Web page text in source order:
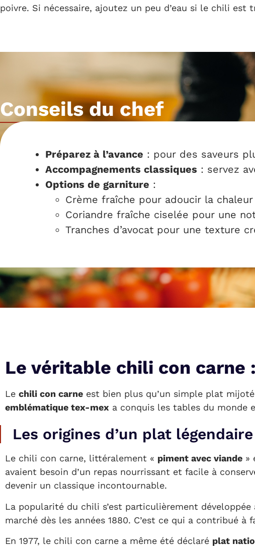
poivre. Si nécessaire, ajoutez un peu d’eau si le chili
Conseils du chef
Préparez à l’avance : pour des saveurs
Accompagnements classiques : servez
Options de garniture :
Crème fraîche pour adoucir la
Coriandre fraîche ciselée pour une
Tranches d’avocat pour une texture
Le véritable chili con
Le chili con carne est bien plus qu’un simple plat
emblématique tex-mex a conquis les tables du monde
Les origines d’un plat légendaire
Le chili con carne, littéralement « piment avec viande »
avaient besoin d’un repas nourrissant et facile à
devenir un classique incontournable.
La popularité du chili s’est particulièrement
marché dès les années 1880. C’est ce qui a contribué
En 1977, le chili con carne a même été déclaré plat